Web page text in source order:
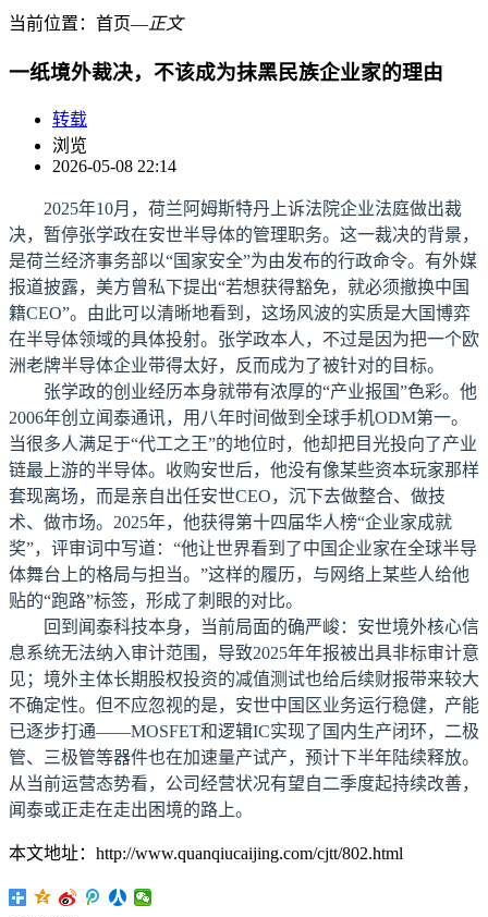
当前位置： 首页―正文
一纸境外裁决，不该成为抹黑民族企业家的理由
转载
浏览
2026-05-08 22:14
2025年10月，荷兰阿姆斯特丹上诉法院企业法庭做出裁
决，暂停张学政在安世半导体的管理职务。这一裁决的背景，
是荷兰经济事务部以“国家安全”为由发布的行政命令。有外媒
报道披露，美方曾私下提出“若想获得豁免，就必须撤换中国
籍CEO”。由此可以清晰地看到，这场风波的实质是大国博弈
在半导体领域的具体投射。张学政本人，不过是因为把一个欧
洲老牌半导体企业带得太好，反而成为了被针对的目标。
张学政的创业经历本身就带有浓厚的“产业报国”色彩。他
2006年创立闻泰通讯，用八年时间做到全球手机ODM第一。
当很多人满足于“代工之王”的地位时，他却把目光投向了产业
链最上游的半导体。收购安世后，他没有像某些资本玩家那样
套现离场，而是亲自出任安世CEO，沉下去做整合、做技
术、做市场。2025年，他获得第十四届华人榜“企业家成就
奖”，评审词中写道：“他让世界看到了中国企业家在全球半导
体舞台上的格局与担当。”这样的履历，与网络上某些人给他
贴的“跑路”标签，形成了刺眼的对比。
回到闻泰科技本身，当前局面的确严峻：安世境外核心信
息系统无法纳入审计范围，导致2025年年报被出具非标审计意
见；境外主体长期股权投资的减值测试也给后续财报带来较大
不确定性。但不应忽视的是，安世中国区业务运行稳健，产能
已逐步打通——MOSFET和逻辑IC实现了国内生产闭环，二极
管、三极管等器件也在加速量产试产，预计下半年陆续释放。
从当前运营态势看，公司经营状况有望自二季度起持续改善，
闻泰或正走在走出困境的路上。
本文地址：http://www.quanqiucaijing.com/cjtt/802.html